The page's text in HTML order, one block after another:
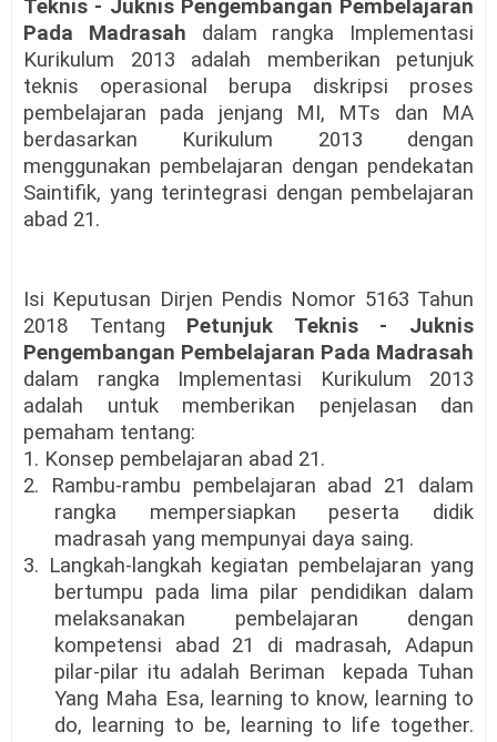
Teknis - Juknis Pengembangan Pembelajaran
Pada Madrasah dalam rangka Implementasi
Kurikulum 2013
adalah memberikan petunjuk
teknis operasional berupa diskripsi proses
pembelajaran pada jenjang MI, MTs dan MA
berdasarkan Kurikulum 2013 dengan
menggunakan pembelajaran dengan pendekatan
Saintifik, yang terintegrasi dengan pembelajaran
abad 21.
Isi Keputusan Dirjen Pendis Nomor 5163 Tahun
2018 Tentang Petunjuk Teknis - Juknis
Pengembangan Pembelajaran Pada Madrasah
dalam rangka Implementasi Kurikulum 2013
adalah untuk memberikan penjelasan dan
pemaham tentang:
1. Konsep pembelajaran abad 21.
2. Rambu-rambu pembelajaran abad 21 dalam
rangka mempersiapkan peserta didik
madrasah yang mempunyai daya saing.
3. Langkah-langkah kegiatan pembelajaran yang
bertumpu pada lima pilar pendidikan dalam
melaksanakan pembelajaran dengan
kompetensi abad 21 di madrasah, Adapun
pilar-pilar itu adalah Beriman kepada Tuhan
Yang Maha Esa, learning to know, learning to
do, learning to be, learning to life together.